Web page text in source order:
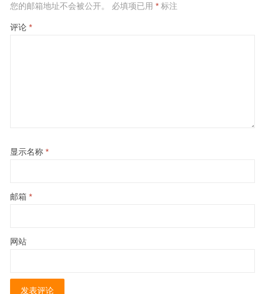
您的邮箱地址不会被公开。 必填项已用 *标注
评论 *
显示名称 *
邮箱 *
网站